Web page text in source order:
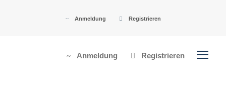
Anmeldung Registrieren
Anmeldung Registrieren